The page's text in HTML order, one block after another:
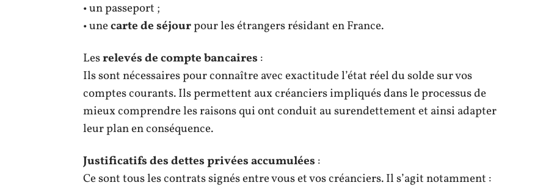
• un passeport ;
• unecarte de séjourpour les étrangers résidant en France.
Lesrelevés de compte bancaires :
Ils sont nécessaires pour connaître avec exactitude l’état réel du solde sur vos
comptes courants. Ils permettent aux créanciers impliqués dans le processus de
mieux comprendre les raisons qui ont conduit au surendettement et ainsi adapter
leur plan en conséquence.
Justificatifs des dettes privées accumulées :
Ce sont tous les contrats signés entre vous et vos créanciers. Il s’agit notamment :